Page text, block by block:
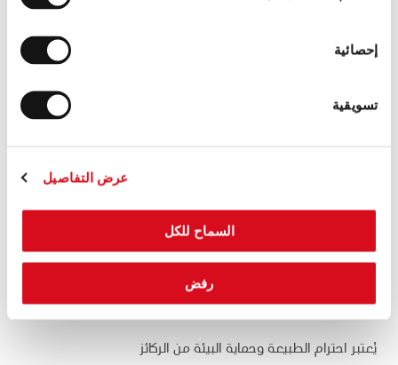
إحصائية
تسويقية
عرض التفاصيل
السماح للكل
رفض
في كورتي ميليورينا وكوليلونغو انبعاثات ثاني أكسيد الكربون
بنسبة ٩١،٣٤٪ عن طريق استبدال السماد التقليدي (وفقًا لما هو
مذكور في لوائح لاتسيو الخاصة بالمراحل الزراعية) بالتغذية
الورقية.
يُعتبر احترام الطبيعة وحماية البيئة من الركائز